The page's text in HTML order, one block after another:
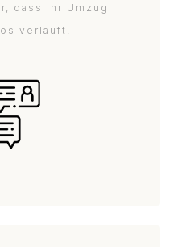
dass Ihr Umzug
verläuft.